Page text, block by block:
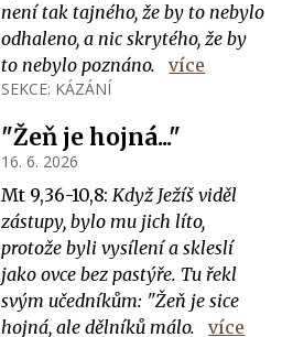
není tak tajného, že by to nebylo
odhaleno, a nic skrytého, že by
to nebylo poznáno.
více
SEKCE: KÁZÁNÍ
"Žeň je hojná..."
16. 6. 2026
Mt 9,36-10,8:Když Ježíš viděl
zástupy, bylo mu jich líto,
protože byli vysílení a skleslí
jako ovce bez pastýře. Tu řekl
svým učedníkům: "Žeň je sice
hojná, ale dělníků málo.
více